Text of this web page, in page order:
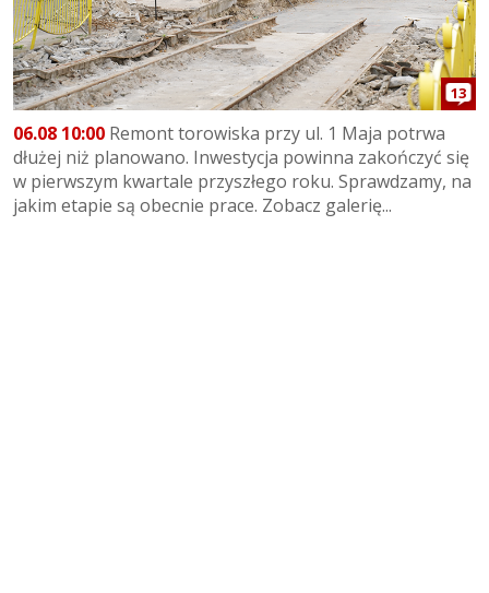
13
06.08 10:00 Remont torowiska przy ul. 1 Maja potrwa
dłużej niż planowano. Inwestycja powinna zakończyć się
w pierwszym kwartale przyszłego roku. Sprawdzamy, na
jakim etapie są obecnie prace. Zobacz galerię...